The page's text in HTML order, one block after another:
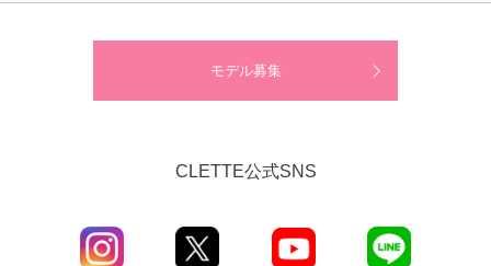
モデル募集
CLETTE公式SNS